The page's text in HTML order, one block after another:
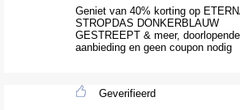
Geniet van 40% korting op
STROPDAS DONKERBLAUW
GESTREEPT & meer, doorlopende
aanbieding en geen coupon nodig
Geverifieerd